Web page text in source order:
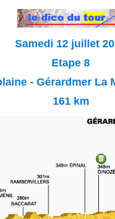
Samedi 12 juillet
Etape 8
- Gérardmer La
161 km